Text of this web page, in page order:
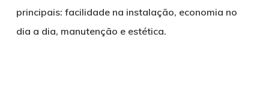
principais: facilidade na instalação, economia no
dia a dia, manutenção e estética.